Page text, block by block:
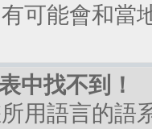
可能會和當
中找不到！
用語言的語